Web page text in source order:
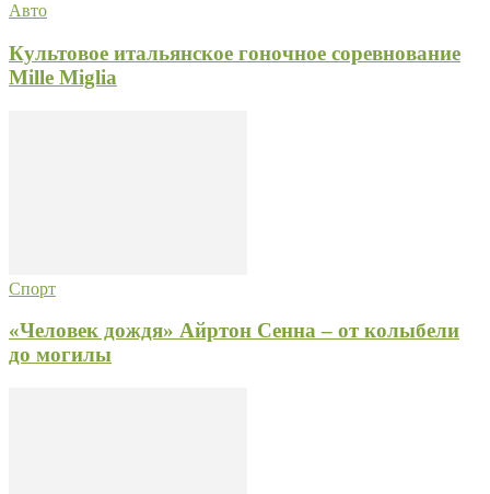
Авто
Культовое итальянское гоночное соревнование
Mille Miglia
Спорт
«Человек дождя» Айртон Сенна – от колыбели
до могилы